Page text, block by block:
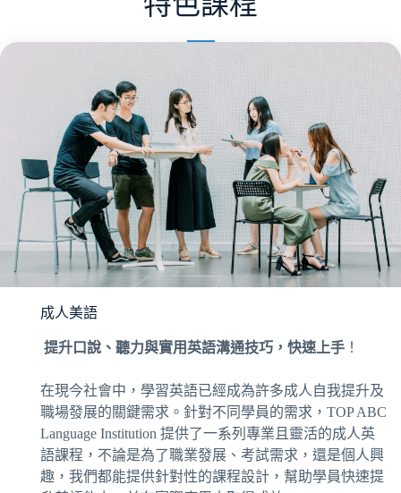
成人美語
提升口說、聽力與實用英語溝通技巧，快速上手 ！
在現今社會中，學習英語已經成為許多成人自我提升及
職場發展的關鍵需求。針對不同學員的需求，TOP ABC
Language Institution 提供了一系列專業且靈活的成人英
語課程，不論是為了職業發展、考試需求，還是個人興
趣，我們都能提供針對性的課程設計，幫助學員快速提